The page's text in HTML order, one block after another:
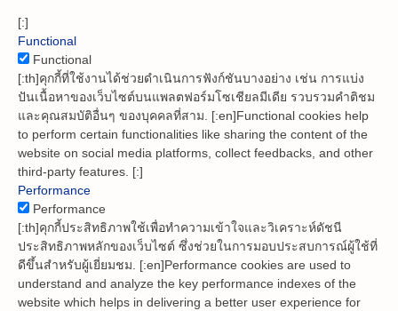
[:]
Functional
Functional
[:th]คุกกี้ที่ใช้งานได้ช่วยดำเนินการฟังก์ชันบางอย่าง เช่น การแบ่ง
ปันเนื้อหาของเว็บไซต์บนแพลตฟอร์มโซเชียลมีเดีย รวบรวมคำติชม
และคุณสมบัติอื่นๆ ของบุคคลที่สาม. [:en]Functional cookies help
to perform certain functionalities like sharing the content of the
website on social media platforms, collect feedbacks, and other
third-party features. [:]
Performance
Performance
[:th]คุกกี้ประสิทธิภาพใช้เพื่อทำความเข้าใจและวิเคราะห์ดัชนี
ประสิทธิภาพหลักของเว็บไซต์ ซึ่งช่วยในการมอบประสบการณ์ผู้ใช้ที่
ดีขึ้นสำหรับผู้เยี่ยมชม. [:en]Performance cookies are used to
understand and analyze the key performance indexes of the
website which helps in delivering a better user experience for